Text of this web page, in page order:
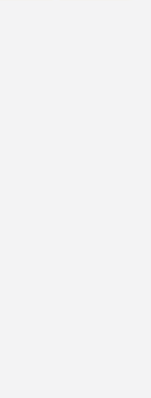
qalmaqallı
zümzümə edərəm.
"super"
bildirəcəm”.